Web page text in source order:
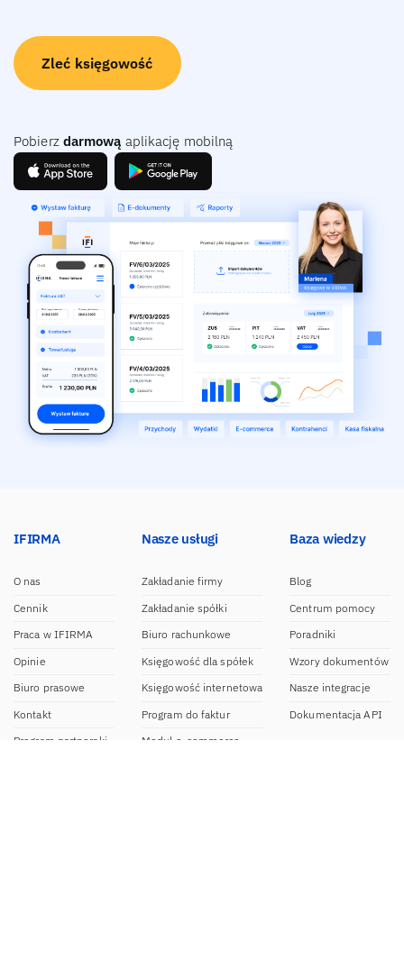
Zleć księgowość
Pobierz darmową aplikację mobilną
IFIRMA
O nas
Cennik
Praca w IFIRMA
Opinie
Biuro prasowe
Kontakt
Program partnerski
Nasze usługi
Zakładanie firmy
Zakładanie spółki
Biuro rachunkowe
Księgowość dla spółek
Księgowość internetowa
Program do faktur
Moduł e-commerce
Baza wiedzy
Blog
Centrum pomocy
Poradniki
Wzory dokumentów
Nasze integracje
Dokumentacja API